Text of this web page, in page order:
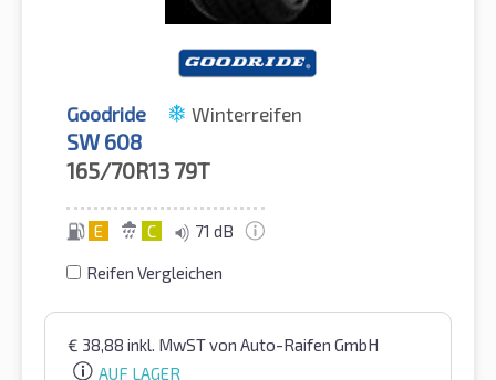
Goodride Winterreifen
SW 608
165/70R13 79T
E C 71 dB
Reifen Vergleichen
€ 38,88 inkl. MwSTvon Auto-Raifen GmbH
AUF LAGER